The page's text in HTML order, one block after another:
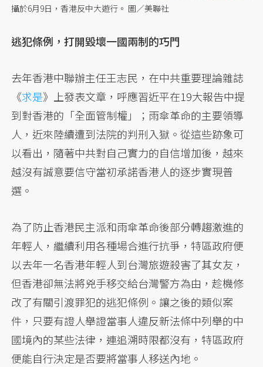
攝於6月9日，香港反中大遊行。 圖／美聯社
逃犯條例，打開毀壞一國兩制的巧門
去年香港中聯辦主任王志民，在中共重要理論雜誌
《求是》上發表文章，呼應習近平在19大報告中提
到對香港的「全面管制權」；雨傘革命的主要領導
人，近來陸續遭到法院的判刑入獄。從這些跡象可
以看出，隨著中共對自己實力的自信增加後，越來
越沒有誠意要信守當初承諾香港人的逐步實現普
選。
為了防止香港民主派和雨傘革命後部分轉趨激進的
年輕人，繼續利用各種場合進行抗爭，特區政府便
以去年一名香港年輕人到台灣旅遊殺害了其女友，
但香港卻無法將兇手移交給台灣警方為由，趁機修
改了有關引渡罪犯的逃犯條例。讓之後的類似案
件，只要有證人舉證當事人違反新法條中列舉的中
國境內的某些法律，連追溯時限都沒有，特區政府
便能自行決定是否要將當事人移送內地。